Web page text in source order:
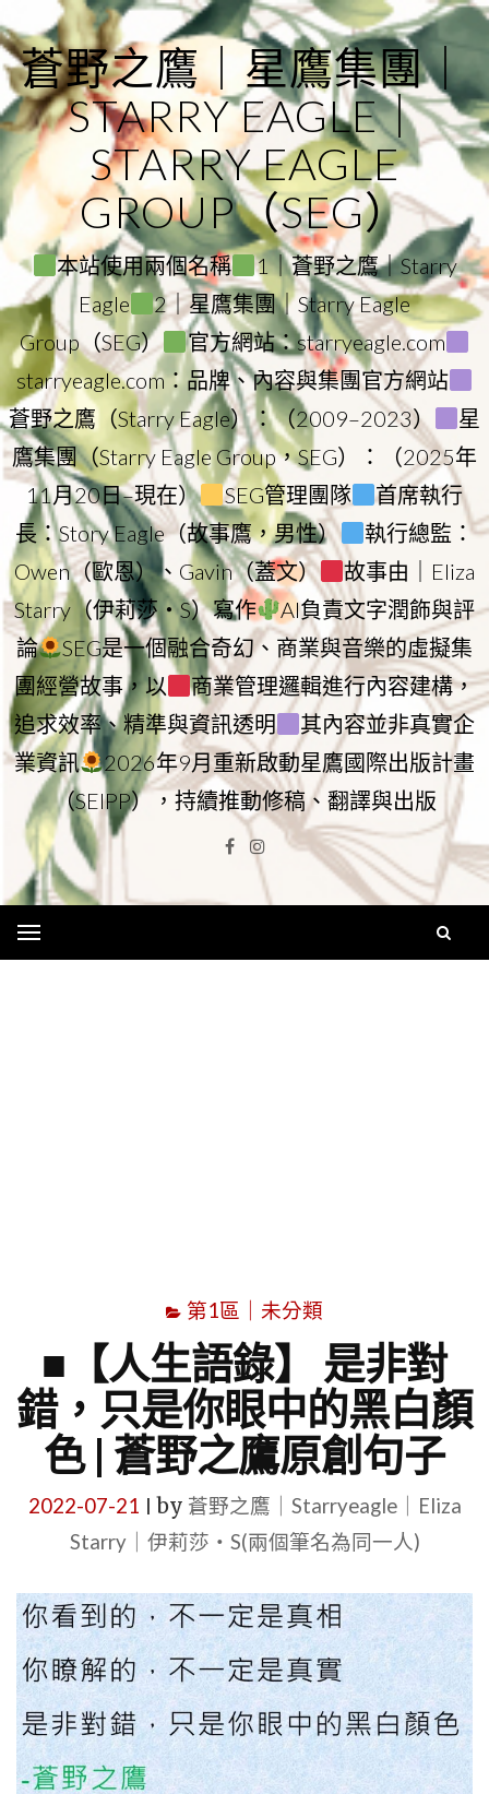
to
content
蒼野之鷹｜星鷹集團｜
STARRY EAGLE｜
STARRY EAGLE
GROUP（SEG）
本站使用兩個名稱
1｜蒼野之鷹｜Starry
Eagle
2｜星鷹集團｜Starry Eagle
Group（SEG）
官方網站：starryeagle.com
starryeagle.com：品牌、內容與集團官方網站
蒼野之鷹（Starry Eagle）：（2009–2023）
星
鷹集團（Starry Eagle Group，SEG）：（2025年
11月20日–現在）
SEG管理團隊
首席執行
長：Story Eagle（故事鷹，男性）
執行總監：
Owen（歐恩）、Gavin（蓋文）
故事由｜Eliza
Starry（伊莉莎・S）寫作
AI負責文字潤飾與評
論
SEG是一個融合奇幻、商業與音樂的虛擬集
團經營故事，以
商業管理邏輯進行內容建構，
追求效率、精準與資訊透明
其內容並非真實企
業資訊
2026年9月重新啟動星鷹國際出版計畫
（SEIPP），持續推動修稿、翻譯與出版
Facebook
Instagram
第1區｜未分類
■【人生語錄】 是非對
錯，只是你眼中的黑白顏
色 | 蒼野之鷹原創句子
2022-07-21 by 蒼野之鷹｜Starryeagle｜Eliza
Starry｜伊莉莎・S(兩個筆名為同一人)